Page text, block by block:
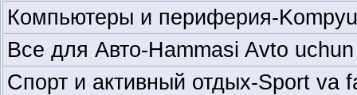
Компьютеры и периферия-
Все для Авто-Hammasi Avto uchun
Спорт и активный отдых-Sport va